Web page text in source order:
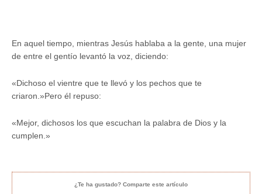
En aquel tiempo, mientras Jesús hablaba a la gente, una mujer
de entre el gentío levantó la voz, diciendo:
«Dichoso el vientre que te llevó y los pechos que te
criaron.»Pero él repuso:
«Mejor, dichosos los que escuchan la palabra de Dios y la
cumplen.»
¿Te ha gustado? Comparte este artículo